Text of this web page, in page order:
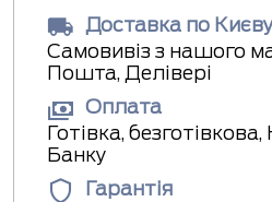
Доставка по Києву
Самовивіз з нашого
Пошта, Делівері
Оплата
Готівка,
Банку
Гарантія